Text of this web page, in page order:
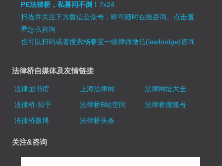
PE法律桥，私募问不倒！7x24
扫描并关注下方微信公众号，即可随时在线咨询。 点击查
看怎么咨询
也可以扫码或者搜索杨春宝一级律师微信(lawbridge)咨询
法律桥自媒体及友情链接
法律图书馆 上海法律网
法律网址大全
法律桥-知乎
法律桥B站空间
法律桥搜狐号
法律桥微博
法律桥头条
关注&咨询